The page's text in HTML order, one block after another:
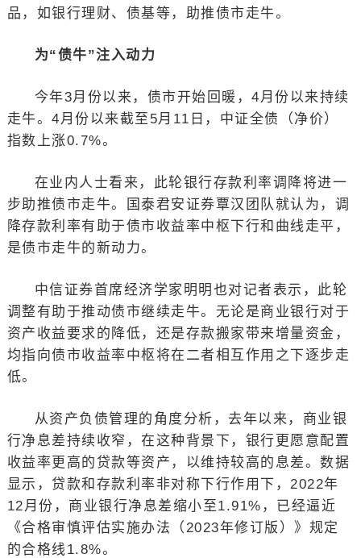
品，如银行理财、债基等，助推债市走牛。
为“债牛”注入动力
今年3月份以来，债市开始回暖，4月份以来持续
走牛。4月份以来截至5月11日，中证全债（净价）
指数上涨0.7%。
在业内人士看来，此轮银行存款利率调降将进一
步助推债市走牛。国泰君安证券覃汉团队就认为，调
降存款利率有助于债市收益率中枢下行和曲线走平，
是债市走牛的新动力。
中信证券首席经济学家明明也对记者表示，此轮
调整有助于推动债市继续走牛。无论是商业银行对于
资产收益要求的降低，还是存款搬家带来增量资金，
均指向债市收益率中枢将在二者相互作用之下逐步走
低。
从资产负债管理的角度分析，去年以来，商业银
行净息差持续收窄，在这种背景下，银行更愿意配置
收益率更高的贷款等资产，以维持较高的息差。数据
显示，贷款和存款利率非对称下行作用下，2022年
12月份，商业银行净息差缩小至1.91%，已经逼近
《合格审慎评估实施办法（2023年修订版）》规定
的合格线1.8%。